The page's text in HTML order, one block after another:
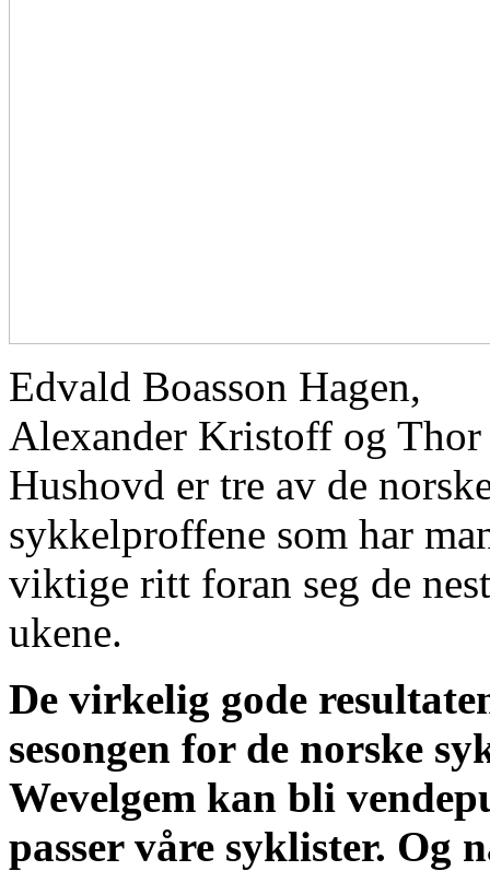
Edvald Boasson Hagen,
Alexander Kristoff og Thor
Hushovd er tre av de
sykkelproffene som har
viktige ritt foran seg de
ukene.
De virkelig gode
sesongen for de norske
Wevelgem kan bli
passer våre syklister. Og